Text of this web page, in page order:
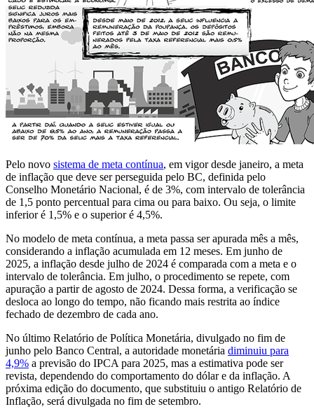
Pelo novo sistema de meta contínua, em vigor desde janeiro, a meta
de inflação que deve ser perseguida pelo BC, definida pelo
Conselho Monetário Nacional, é de 3%, com intervalo de tolerância
de 1,5 ponto percentual para cima ou para baixo. Ou seja, o limite
inferior é 1,5% e o superior é 4,5%.
No modelo de meta contínua, a meta passa ser apurada mês a mês,
considerando a inflação acumulada em 12 meses. Em junho de
2025, a inflação desde julho de 2024 é comparada com a meta e o
intervalo de tolerância. Em julho, o procedimento se repete, com
apuração a partir de agosto de 2024. Dessa forma, a verificação se
desloca ao longo do tempo, não ficando mais restrita ao índice
fechado de dezembro de cada ano.
No último Relatório de Política Monetária, divulgado no fim de
junho pelo Banco Central, a autoridade monetária diminuiu para
4,9% a previsão do IPCA para 2025, mas a estimativa pode ser
revista, dependendo do comportamento do dólar e da inflação. A
próxima edição do documento, que substituiu o antigo Relatório de
Inflação, será divulgada no fim de setembro.